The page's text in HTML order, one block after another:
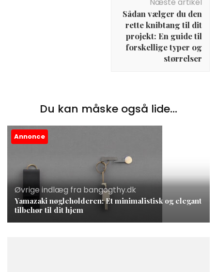
Sådan vælger du den
rette knibtang til dit
projekt: En guide til
forskellige typer og
størrelser
Du kan måske også lide...
Annonce
Øvrige indlæg fra bangogthy.dk
Yamazaki nøgleholderen: Et minimalistisk og elegant
tilbehør til dit hjem